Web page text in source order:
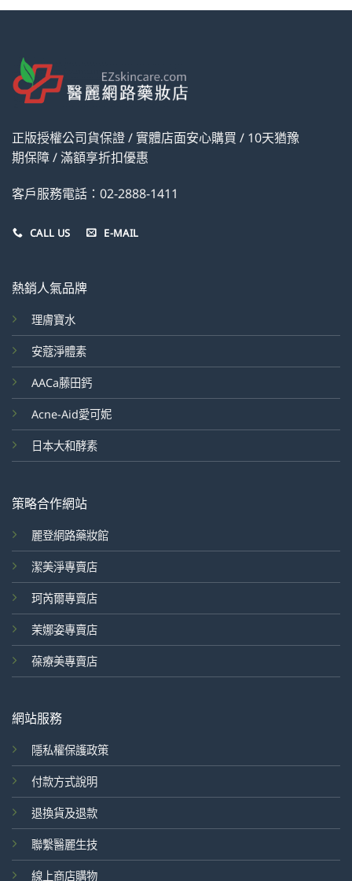
正版授權公司貨保證 / 實體店面安心購買 / 10天猶豫
期保障 / 滿額享折扣優惠
客戶服務電話：02-2888-1411
CALL US E-MAIL
熱銷人氣品牌
理膚寶水
安蔻淨體素
AACa藤田鈣
Acne-Aid愛可妮
日本大和酵素
策略合作網站
麗登網路藥妝館
潔美淨專賣店
珂芮爾專賣店
茉娜姿專賣店
葆療美專賣店
網站服務
隱私權保護政策
付款方式說明
退換貨及退款
聯繫醫麗生技
線上商店購物